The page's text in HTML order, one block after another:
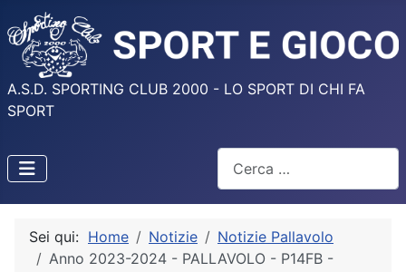
A.S.D. SPORTING CLUB 2000 - LO SPORT DI CHI FA
SPORT
Sei qui: Home Notizie
Notizie Pallavolo
Anno 2023-2024 - PALLAVOLO - P14FB -